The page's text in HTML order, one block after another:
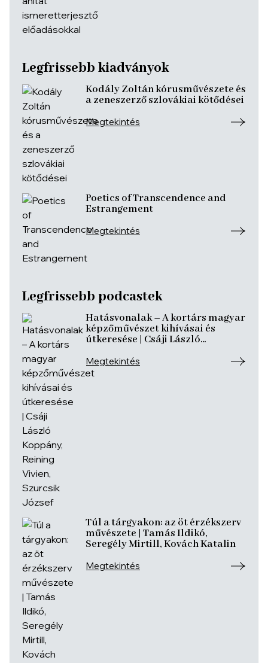
Legfrissebb kiadványok
Kodály Zoltán kórusművészete és
a zeneszerző szlovákiai kötődései
Megtekintés
Poetics of Transcendence and
Estrangement
Megtekintés
Legfrissebb podcastek
Hatásvonalak – A kortárs magyar
képzőművészet kihívásai és
útkeresése | Csáji László
József
Megtekintés
Túl a tárgyakon: az öt érzékszerv
művészete | Tamás Ildikó,
Seregély Mirtill, Kovách Katalin
Megtekintés